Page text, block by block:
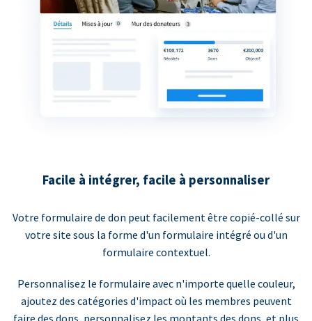
Facile à intégrer, facile à personnaliser
Votre formulaire de don peut facilement être copié-collé sur
votre site sous la forme d'un formulaire intégré ou d'un
formulaire contextuel.
Personnalisez le formulaire avec n'importe quelle couleur,
ajoutez des catégories d'impact où les membres peuvent
faire des dons, personnalisez les montants des dons, et plus